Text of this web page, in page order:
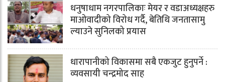
धनुषाधाम नगरपालिकाः मेयर र वडाअध्यक्षहरु
माओवादीको विरोध गर्दै, बेतिथि जनतासामु
ल्याउने सुनिलको प्रयास
धारापानीको विकासमा सबै एकजुट हुनुपर्ने :
व्यवसायी चन्द्रमोद साह